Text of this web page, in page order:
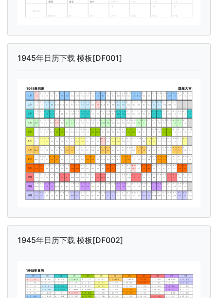
1945年日历下载 模板[DF001]
1945年日历下载 模板[DF002]